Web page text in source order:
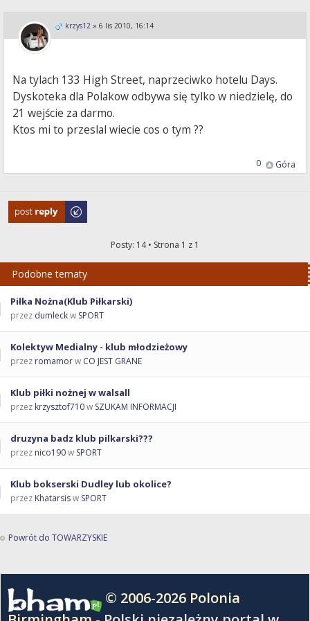
krzys12 » 6 lis 2010, 16:14
Na tylach 133 High Street, naprzeciwko hotelu Days.
Dyskoteka dla Polakow odbywa się tylko w niedzielę, do
21 wejście za darmo.
Ktos mi to przeslal wiecie cos o tym ??
Góra
0
Odpowiedz
Posty: 14 • Strona 1 z 1
Podobne tematy
Piłka Nożna(Klub Piłkarski)
przez dumleckw SPORT
Kolektyw Medialny - klub młodzieżowy
przez romamorw CO JEST GRANE
Klub piłki nożnej w walsall
przez krzysztof710w SZUKAM INFORMACJI
druzyna badz klub pilkarski???
przez nico190w SPORT
Klub bokserski Dudley lub okolice?
przez Khatarsisw SPORT
Powrót do TOWARZYSKIE
© 2006-2026 Polonia